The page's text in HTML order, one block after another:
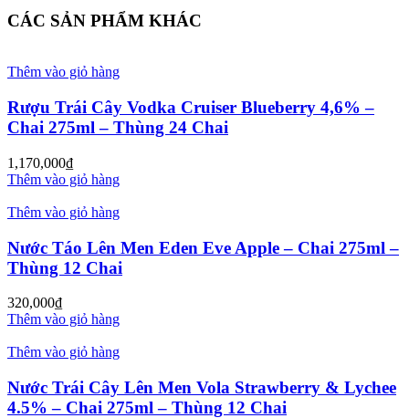
CÁC SẢN PHẨM KHÁC
Thêm vào giỏ hàng
Rượu Trái Cây Vodka Cruiser Blueberry 4,6% –
Chai 275ml – Thùng 24 Chai
1,170,000₫
Thêm vào giỏ hàng
Thêm vào giỏ hàng
Nước Táo Lên Men Eden Eve Apple – Chai 275ml –
Thùng 12 Chai
320,000₫
Thêm vào giỏ hàng
Thêm vào giỏ hàng
Nước Trái Cây Lên Men Vola Strawberry & Lychee
4.5% – Chai 275ml – Thùng 12 Chai